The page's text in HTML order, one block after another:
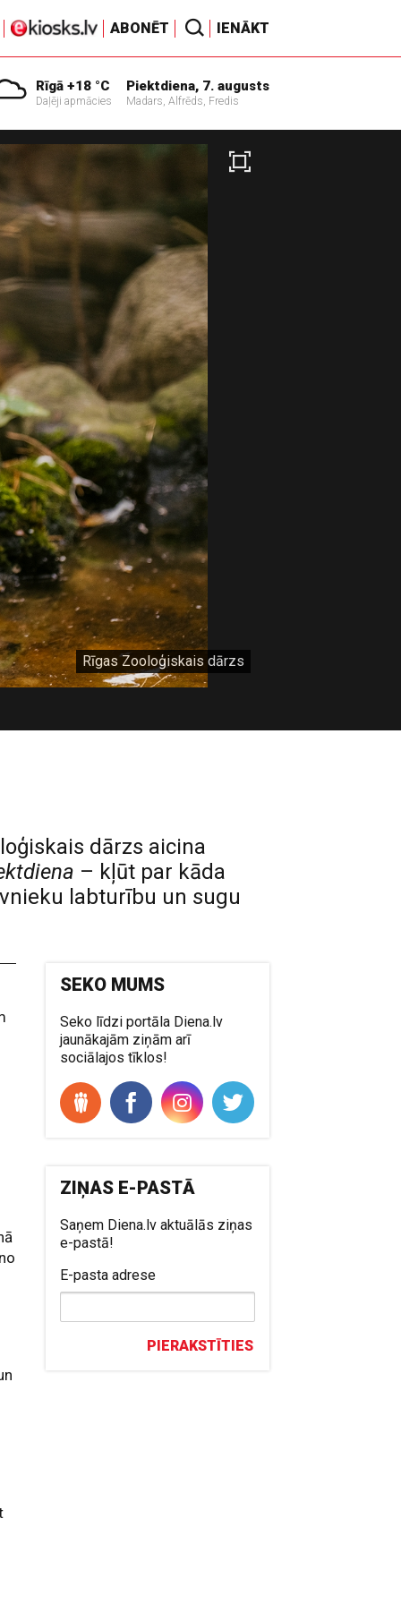
ABONĒT IENĀKT
Rīgā +18 °C
Daļēji apmācies
Piektdiena, 7. augusts
Madars, Alfrēds, Fredis
Rīgas Zooloģiskais dārzs
dārzs aicina
– kļūt par kāda
labturību un sugu
SEKO MUMS
Seko līdzi portāla Diena.lv
jaunākajām ziņām arī
sociālajos tīklos!
ZIŅAS E-PASTĀ
Saņem Diena.lv aktuālās ziņas
e-pastā!
E-pasta adrese
PIERAKSTĪTIES